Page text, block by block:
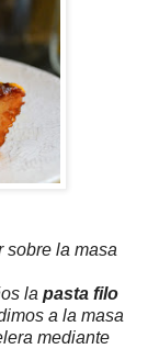
sobre la masa
la pasta filo
a la masa
mediante